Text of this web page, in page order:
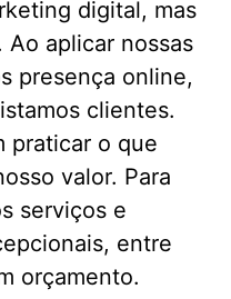
digital, mas
aplicar nossas
presença online,
clientes.
praticar o que
valor. Para
serviços e
entre
orçamento.